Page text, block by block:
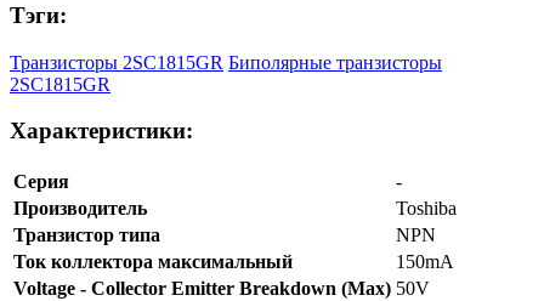
Тэги:
Транзисторы 2SC1815GR Биполярные транзисторы
2SC1815GR
Характеристики:
Серия
-
Производитель
Toshiba
Транзистор типа
NPN
Ток коллектора максимальный
150mA
Voltage - Collector Emitter Breakdown (Max) 50V